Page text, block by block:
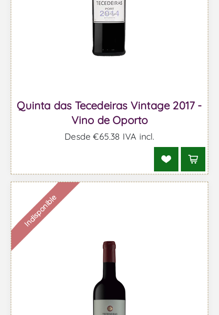
Quinta das Tecedeiras Vintage 2017 -
Vino de Oporto
Desde €65,38 IVA incl.
Indisponible